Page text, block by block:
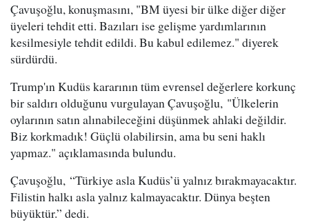
Çavuşoğlu, konuşmasını, "BM üyesi bir ülke diğer diğer
üyeleri tehdit etti. Bazıları ise gelişme yardımlarının
kesilmesiyle tehdit edildi. Bu kabul edilemez." diyerek
sürdürdü.
Trump'ın Kudüs kararının tüm evrensel değerlere korkunç
bir saldırı olduğunu vurgulayan Çavuşoğlu, "Ülkelerin
oylarının satın alınabileceğini düşünmek ahlaki değildir.
Biz korkmadık! Güçlü olabilirsin, ama bu seni haklı
yapmaz." açıklamasında bulundu.
Çavuşoğlu, “Türkiye asla Kudüs’ü yalnız bırakmayacaktır.
Filistin halkı asla yalnız kalmayacaktır. Dünya beşten
büyüktür.” dedi.